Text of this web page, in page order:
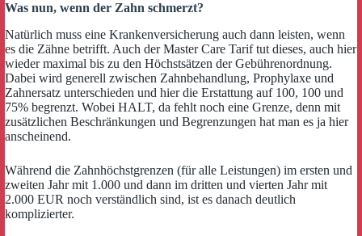
Was nun, wenn der Zahn schmerzt?
Natürlich muss eine Krankenversicherung auch dann leisten, wenn
es die Zähne betrifft. Auch der Master Care Tarif tut dieses, auch hier
wieder maximal bis zu den Höchstsätzen der Gebührenordnung.
Dabei wird generell zwischen Zahnbehandlung, Prophylaxe und
Zahnersatz unterschieden und hier die Erstattung auf 100, 100 und
75% begrenzt. Wobei HALT, da fehlt noch eine Grenze, denn mit
zusätzlichen Beschränkungen und Begrenzungen hat man es ja hier
anscheinend.
Während die Zahnhöchstgrenzen (für alle Leistungen) im ersten und
zweiten Jahr mit 1.000 und dann im dritten und vierten Jahr mit
2.000 EUR noch verständlich sind, ist es danach deutlich
komplizierter.